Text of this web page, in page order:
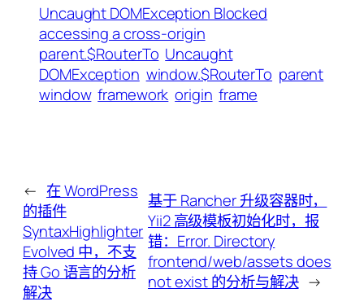
Uncaught DOMException Blocked
accessing a cross-origin
parent.$RouterTo Uncaught
DOMException window.$RouterTo parent
window framework origin frame
← 在 WordPress
的插件
SyntaxHighlighter
Evolved 中，不支
持 Go 语言的分析
解决
基于 Rancher 升级容器时，
Yii2 高级模板初始化时，报
错：Error. Directory
frontend/web/assets does
not exist 的分析与解决 →